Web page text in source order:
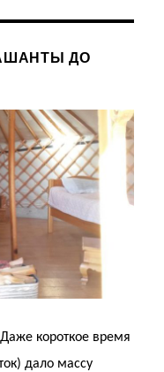
ДО
короткое время
дало массу